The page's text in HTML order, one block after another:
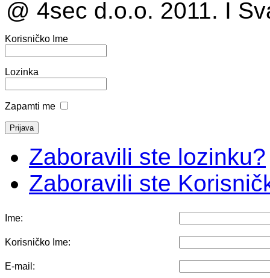
@ 4sec d.o.o. 2011. I
Korisničko Ime
Lozinka
Zapamti me
Zaboravili ste lozinku?
Zaboravili ste
Ime:
Korisničko Ime:
E-mail: